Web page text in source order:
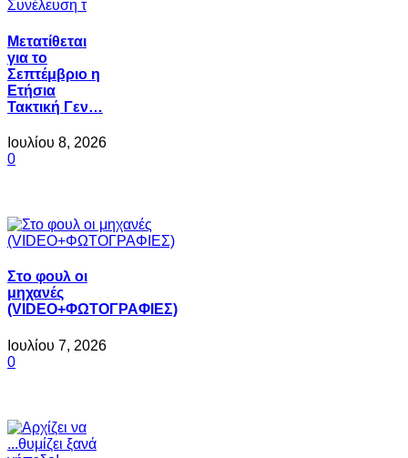
Μετατίθεται
για το
Σεπτέμβριο η
Ετήσια
Τακτική Γεν…
Ιουλίου 8, 2026
0
Στο φουλ οι
μηχανές
(VIDEO+ΦΩΤΟΓΡΑΦΙΕΣ)
Ιουλίου 7, 2026
0